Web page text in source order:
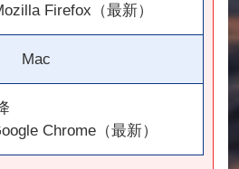
Firefox（最新）
Mac
Chrome（最新）